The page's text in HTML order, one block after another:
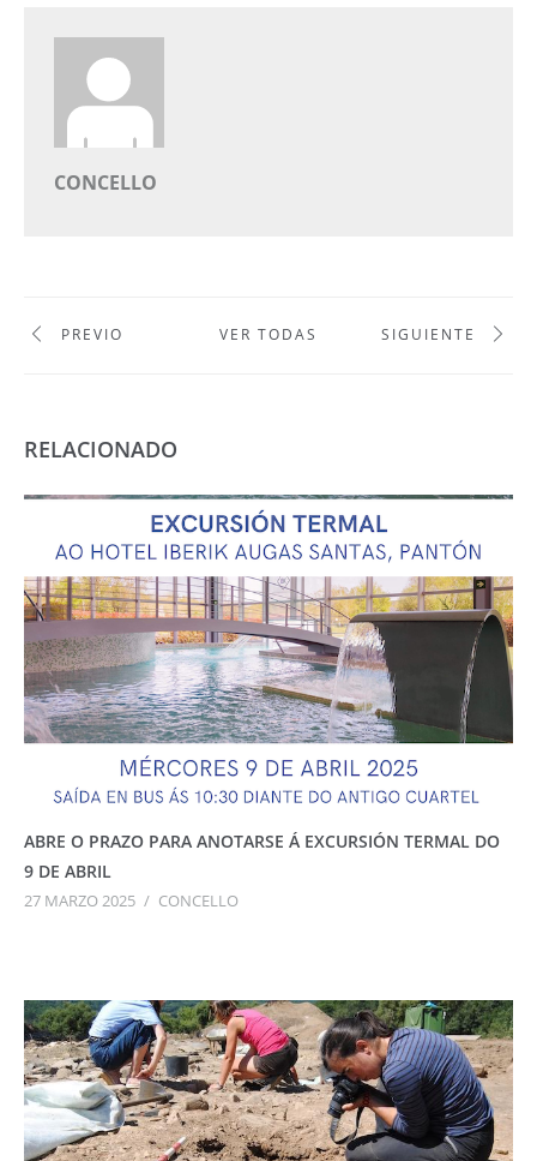
CONCELLO
PREVIO VER TODAS SIGUIENTE
RELACIONADO
ABRE O PRAZO PARA ANOTARSE Á EXCURSIÓN TERMAL DO
9 DE ABRIL
27 MARZO 2025 / CONCELLO